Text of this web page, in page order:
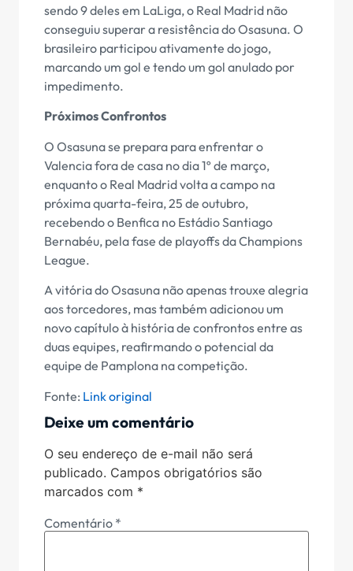
sendo 9 deles em LaLiga, o Real Madrid não
conseguiu superar a resistência do Osasuna. O
brasileiro participou ativamente do jogo,
marcando um gol e tendo um gol anulado por
impedimento.
Próximos Confrontos
O Osasuna se prepara para enfrentar o
Valencia fora de casa no dia 1º de março,
enquanto o Real Madrid volta a campo na
próxima quarta-feira, 25 de outubro,
recebendo o Benfica no Estádio Santiago
Bernabéu, pela fase de playoffs da Champions
League.
A vitória do Osasuna não apenas trouxe alegria
aos torcedores, mas também adicionou um
novo capítulo à história de confrontos entre as
duas equipes, reafirmando o potencial da
equipe de Pamplona na competição.
Fonte: Link original
Deixe um comentário
O seu endereço de e-mail não será
publicado. Campos obrigatórios são
marcados com *
Comentário *